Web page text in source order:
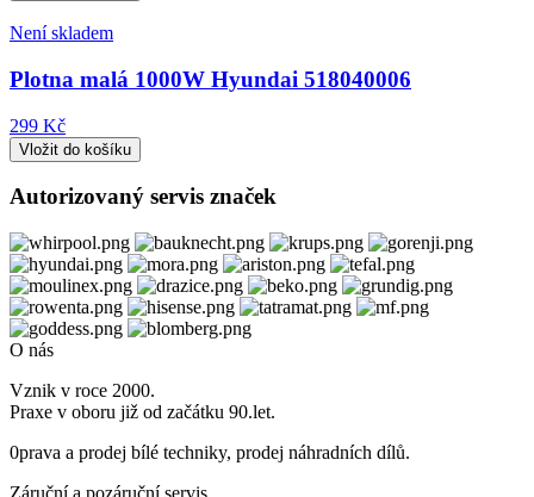
Není skladem
Plotna malá 1000W Hyundai 518040006
299 Kč
Autorizovaný servis značek
O nás
Vznik v roce 2000.
Praxe v oboru již od začátku 90.let.
0prava a prodej bílé techniky, prodej náhradních dílů.
Záruční a pozáruční servis